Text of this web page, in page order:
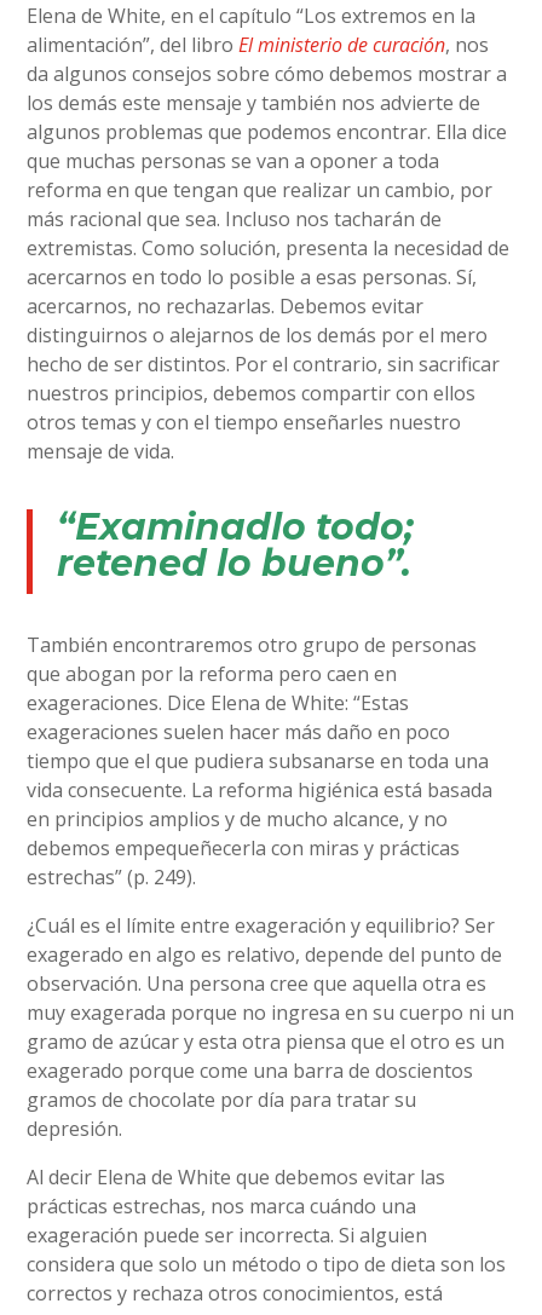
Elena de White, en el capítulo “Los extremos en la
alimentación”, del libroEl ministerio de curación, nos
da algunos consejos sobre cómo debemos mostrar a
los demás este mensaje y también nos advierte de
algunos problemas que podemos encontrar. Ella dice
que muchas personas se van a oponer a toda
reforma en que tengan que realizar un cambio, por
más racional que sea. Incluso nos tacharán de
extremistas. Como solución, presenta la necesidad de
acercarnos en todo lo posible a esas personas. Sí,
acercarnos, no rechazarlas. Debemos evitar
distinguirnos o alejarnos de los demás por el mero
hecho de ser distintos. Por el contrario, sin sacrificar
nuestros principios, debemos compartir con ellos
otros temas y con el tiempo enseñarles nuestro
mensaje de vida.
“Examinadlo todo;
retened lo bueno”.
También encontraremos otro grupo de personas
que abogan por la reforma pero caen en
exageraciones. Dice Elena de White: “Estas
exageraciones suelen hacer más daño en poco
tiempo que el que pudiera subsanarse en toda una
vida consecuente. La reforma higiénica está basada
en principios amplios y de mucho alcance, y no
debemos empequeñecerla con miras y prácticas
estrechas” (p. 249).
¿Cuál es el límite entre exageración y equilibrio? Ser
exagerado en algo es relativo, depende del punto de
observación. Una persona cree que aquella otra es
muy exagerada porque no ingresa en su cuerpo ni un
gramo de azúcar y esta otra piensa que el otro es un
exagerado porque come una barra de doscientos
gramos de chocolate por día para tratar su
depresión.
Al decir Elena de White que debemos evitar las
prácticas estrechas, nos marca cuándo una
exageración puede ser incorrecta. Si alguien
considera que solo un método o tipo de dieta son los
correctos y rechaza otros conocimientos, está